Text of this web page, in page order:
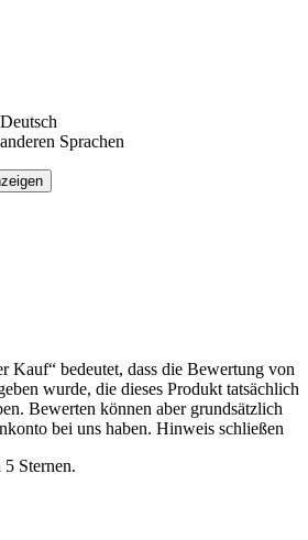
Sprachen
Kauf“ bedeutet, dass die Bewertung von
wurde, die dieses Produkt tatsächlich
Bewerten können aber grundsätzlich
bei uns haben. Hinweis schließen
Sternen.